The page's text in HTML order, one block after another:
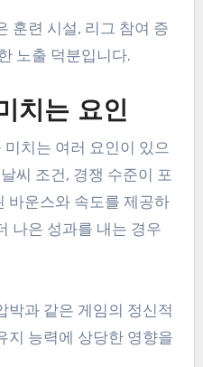
훈련 시설, 리그 참여 증
노출 덕분입니다.
치는 요인
치는 여러 요인이 있으
씨 조건, 경쟁 수준이 포
바운스와 속도를 제공하
나은 성과를 내는 경우
박과 같은 게임의 정신적
지 능력에 상당한 영향을